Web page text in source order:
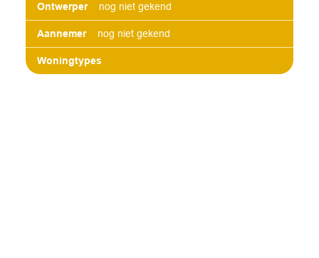
Ontwerper nog niet gekend
Aannemer nog niet gekend
Woningtypes